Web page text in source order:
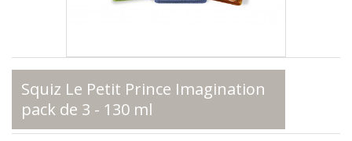
Squiz Le Petit Prince Imagination
pack de 3 - 130 ml